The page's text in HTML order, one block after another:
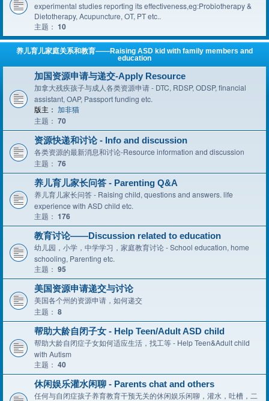
experimental studies reporting its effectiveness,eg:Probiotherapy &
Dietotherapy, Acupuncture, OT, PT etc..
主题： 10
养儿育儿家庭关系和教育——Raising ASD kid with family members and
education
加国资源申请与递交-Apply Resource
加拿大残疾孩子与成人各类资源申请 - DTC, RDSP, ODSP, financial
assistant, OAP, Passport funding etc.
版主： 加非猫
主题： 70
资源快递和讨论 - Info and discussion
各类资源的最新消息和讨论-Resource information and discussion
主题： 76
养儿育儿家长问答 - Parenting Q&A
养儿育儿家长问答 - Raising child, questions and answers. life
experience with ASD child etc.
主题： 176
教育讨论——Discussion related to education
幼儿园，小学，中学学习，家庭教育讨论 - School education, home
schooling, Parenting etc.
主题： 95
美国资源申请递交与讨论
美国各个州的资源申请，如何递交
主题： 8
帮助大龄自闭子女 - Help Teen/Adult ASD child
帮助大龄自闭症子女如何适应生活，找工等 - Help Teen&Adult child
with Autism
主题： 40
休闲娱乐灌水闲聊 - Parents chat and others
任何与自闭症孩子养育教育干预无关的休闲娱乐闲聊，灌水，吐槽，二